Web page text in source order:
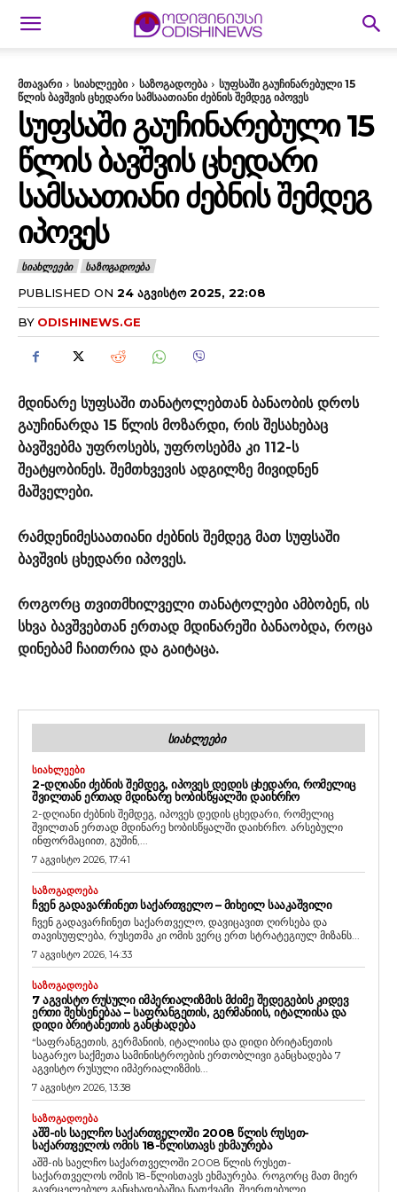
მთავარი სიახლეები საზოგადოება
სუფსაში გაუჩინარებული 15
წლის ბავშვის ცხედარი სამსაათიანი ძებნის შემდეგ იპოვეს
ᲡᲣᲤᲡᲐᲨᲘ ᲒᲐᲣᲩᲘᲜᲐᲠᲔᲑᲣᲚᲘ 15
ᲬᲚᲘᲡ ᲑᲐᲕᲨᲕᲘᲡ ᲪᲮᲔᲓᲐᲠᲘ
ᲡᲐᲛᲡᲐᲐᲗᲘᲐᲜᲘ ᲫᲔᲑᲜᲘᲡ ᲨᲔᲛᲓᲔᲒ
ᲘᲞᲝᲕᲔᲡ
ᲡᲘᲐᲮᲚᲔᲔᲑᲘ ᲡᲐᲖᲝᲒᲐᲓᲝᲔᲑᲐ
PUBLISHED ON 24 ᲐᲒᲕᲘᲡᲢᲝ 2025, 22:08
BY ODISHINEWS.GE
მდინარე სუფსაში თანატოლებთან ბანაობის დროს
გაუჩინარდა 15 წლის მოზარდი, რის შესახებაც
ბავშვებმა უფროსებს, უფროსებმა კი 112-ს
შეატყობინეს. შემთხვევის ადგილზე მივიდნენ
მაშველები.
რამდენიმესაათიანი ძებნის შემდეგ მათ სუფსაში
ბავშვის ცხედარი იპოვეს.
როგორც თვითმხილველი თანატოლები ამბობენ, ის
სხვა ბავშვებთან ერთად მდინარეში ბანაობდა, როცა
დინებამ ჩაითრია და გაიტაცა.
ᲡᲘᲐᲮᲚᲔᲔᲑᲘ
ᲡᲘᲐᲮᲚᲔᲔᲑᲘ
2-ᲓᲦᲘᲐᲜᲘ ᲫᲔᲑᲜᲘᲡ ᲨᲔᲛᲓᲔᲒ, ᲘᲞᲝᲕᲔᲡ ᲓᲔᲓᲘᲡ ᲪᲮᲔᲓᲐᲠᲘ, ᲠᲝᲛᲔᲚᲘᲪ
ᲨᲕᲘᲚᲗᲐᲜ ᲔᲠᲗᲐᲓ ᲛᲓᲘᲜᲐᲠᲔ ᲮᲝᲑᲘᲡᲬᲧᲐᲚᲨᲘ ᲓᲐᲘᲮᲠᲩᲝ
2-დღიანი ძებნის შემდეგ, იპოვეს დედის ცხედარი, რომელიც
შვილთან ერთად მდინარე ხობისწყალში დაიხრჩო. არსებული
ინფორმაციით, გუშინ,...
7 აგვისტო 2026, 17:41
ᲡᲐᲖᲝᲒᲐᲓᲝᲔᲑᲐ
ᲩᲕᲔᲜ ᲒᲐᲓᲐᲕᲐᲠᲩᲘᲜᲔᲗ ᲡᲐᲥᲐᲠᲗᲕᲔᲚᲝ – ᲛᲘᲮᲔᲘᲚ ᲡᲐᲐᲙᲐᲨᲕᲘᲚᲘ
ჩვენ გადავარჩინეთ საქართველო, დავიცავით ღირსება და
თავისუფლება, რუსეთმა კი ომის ვერც ერთ სტრატეგიულ მიზანს...
7 აგვისტო 2026, 14:33
ᲡᲐᲖᲝᲒᲐᲓᲝᲔᲑᲐ
7 ᲐᲒᲕᲘᲡᲢᲝ ᲠᲣᲡᲣᲚᲘ ᲘᲛᲞᲔᲠᲘᲐᲚᲘᲖᲛᲘᲡ ᲛᲫᲘᲛᲔ ᲨᲔᲓᲔᲒᲔᲑᲘᲡ ᲙᲘᲓᲔᲕ
ᲔᲠᲗᲘ ᲨᲔᲮᲡᲔᲜᲔᲑᲐᲐ – ᲡᲐᲤᲠᲐᲜᲒᲔᲗᲘᲡ, ᲒᲔᲠᲛᲐᲜᲘᲘᲡ, ᲘᲢᲐᲚᲘᲘᲡᲐ ᲓᲐ
ᲓᲘᲓᲘ ᲑᲠᲘᲢᲐᲜᲔᲗᲘᲡ ᲒᲐᲜᲪᲮᲐᲓᲔᲑᲐ
“საფრანგეთის, გერმანიის, იტალიისა და დიდი ბრიტანეთის
საგარეო საქმეთა სამინისტროების ერთობლივი განცხადება 7
აგვისტო რუსული იმპერიალიზმის...
7 აგვისტო 2026, 13:38
ᲡᲐᲖᲝᲒᲐᲓᲝᲔᲑᲐ
ᲐᲨᲨ-ᲘᲡ ᲡᲐᲔᲚᲩᲝ ᲡᲐᲥᲐᲠᲗᲕᲔᲚᲝᲨᲘ 2008 ᲬᲚᲘᲡ ᲠᲣᲡᲔᲗ-
ᲡᲐᲥᲐᲠᲗᲕᲔᲚᲝᲡ ᲝᲛᲘᲡ 18-ᲬᲚᲘᲡᲗᲐᲕᲡ ᲔᲮᲛᲐᲣᲠᲔᲑᲐ
აშშ-ის საელჩო საქართველოში 2008 წლის რუსეთ-
საქართველოს ომის 18-წლისთავს ეხმაურება. როგორც მათ მიერ
გავრცელებულ განცხადებაშია ნათქვამი, შეერთებული...